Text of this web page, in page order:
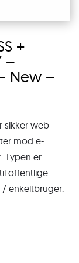
+
–
New –
sikker web-
mod e-
Typen er
offentlige
/ enkeltbruger.